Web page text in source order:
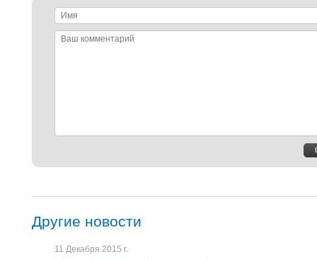
Имя
Ваш
Другие новости
11 Декабря 2015 г.